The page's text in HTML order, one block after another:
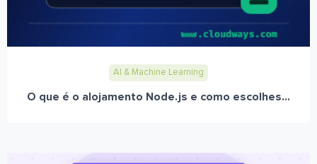
AI & Machine Learning
O que é o alojamento Node.js e como escolhes...